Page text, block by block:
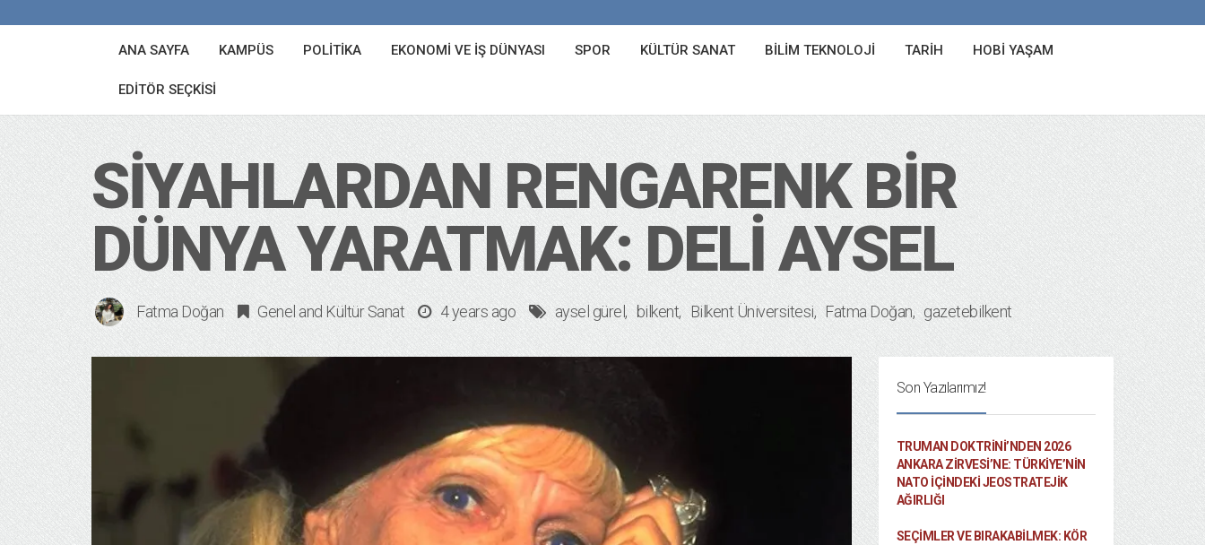
ANA SAYFA KAMPÜS POLITIKA EKONOMI VE İŞ DÜNYASI SPOR KÜLTÜR SANAT BILIM TEKNOLOJI TARIH HOBI YAŞAM
EDITÖR SEÇKISI
SIYAHLARDAN RENGARENK BIR
DÜNYA YARATMAK: DELI AYSEL
Fatma Doğan Genel and Kültür Sanat 4 years ago aysel gürel bilkent Bilkent Üniversitesi Fatma Doğan gazetebilkent
Son Yazılarımız!
TRUMAN DOKTRINI’NDEN 2026
ANKARA ZIRVESI’NE: TÜRKIYE’NIN
NATO İÇINDEKI JEOSTRATEJIK
AĞIRLIĞI
SEÇIMLER VE BIRAKABILMEK: KÖR